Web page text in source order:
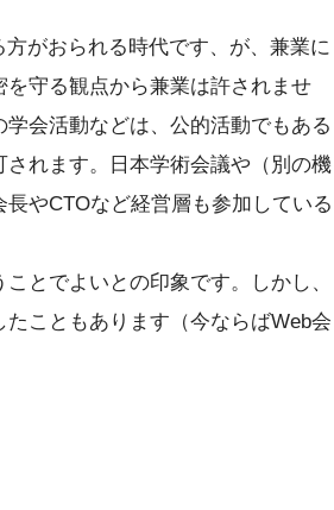
がおられる時代です、が、兼業に
守る観点から兼業は許されませ
会活動などは、公的活動でもある
れます。日本学術会議や（別の機
やCTOなど経営層も参加している
とでよいとの印象です。しかし、
こともあります（今ならばWeb会